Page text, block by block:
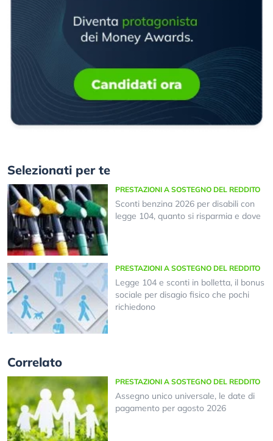
Selezionati per te
PRESTAZIONI A SOSTEGNO DEL REDDITO
Sconti benzina 2026 per disabili con
legge 104, quanto si risparmia e dove
PRESTAZIONI A SOSTEGNO DEL REDDITO
Legge 104 e sconti in bolletta, il bonus
sociale per disagio fisico che pochi
richiedono
Correlato
PRESTAZIONI A SOSTEGNO DEL REDDITO
Assegno unico universale, le date di
pagamento per agosto 2026